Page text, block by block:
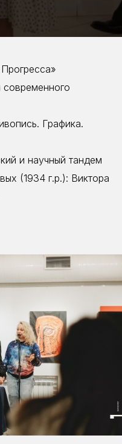
современного
Графика.
и научный тандем
(1934 г.р.): Виктора